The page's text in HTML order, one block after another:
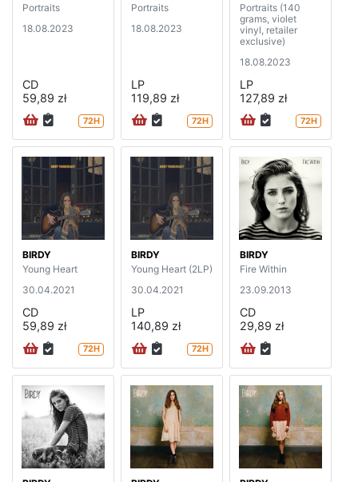
Portraits
18.08.2023
CD
59,89 zł
72H
Portraits
18.08.2023
LP
119,89 zł
72H
Portraits (140
grams, violet
vinyl, retailer
exclusive)
18.08.2023
LP
127,89 zł
72H
BIRDY
Young Heart
30.04.2021
CD
59,89 zł
72H
BIRDY
Young Heart (2LP)
30.04.2021
LP
140,89 zł
72H
BIRDY
Fire Within
23.09.2013
CD
29,89 zł